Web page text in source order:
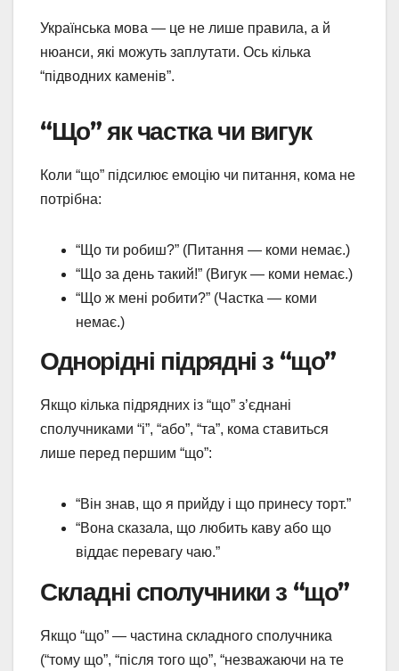
Українська мова — це не лише правила, а й
нюанси, які можуть заплутати. Ось кілька
“підводних каменів”.
“Що” як частка чи вигук
Коли “що” підсилює емоцію чи питання, кома не
потрібна:
“Що ти робиш?” (Питання — коми немає.)
“Що за день такий!” (Вигук — коми немає.)
“Що ж мені робити?” (Частка — коми
немає.)
Однорідні підрядні з “що”
Якщо кілька підрядних із “що” з’єднані
сполучниками “і”, “або”, “та”, кома ставиться
лише перед першим “що”:
“Він знав, що я прийду і що принесу торт.”
“Вона сказала, що любить каву або що
віддає перевагу чаю.”
Складні сполучники з “що”
Якщо “що” — частина складного сполучника
(“тому що”, “після того що”, “незважаючи на те